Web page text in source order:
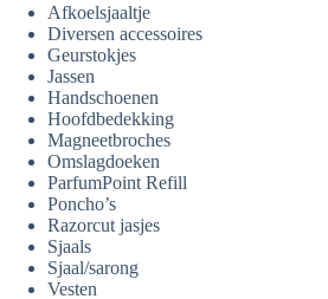
Afkoelsjaaltje
Diversen accessoires
Geurstokjes
Jassen
Handschoenen
Hoofdbedekking
Magneetbroches
Omslagdoeken
ParfumPoint Refill
Poncho’s
Razorcut jasjes
Sjaals
Sjaal/sarong
Vesten